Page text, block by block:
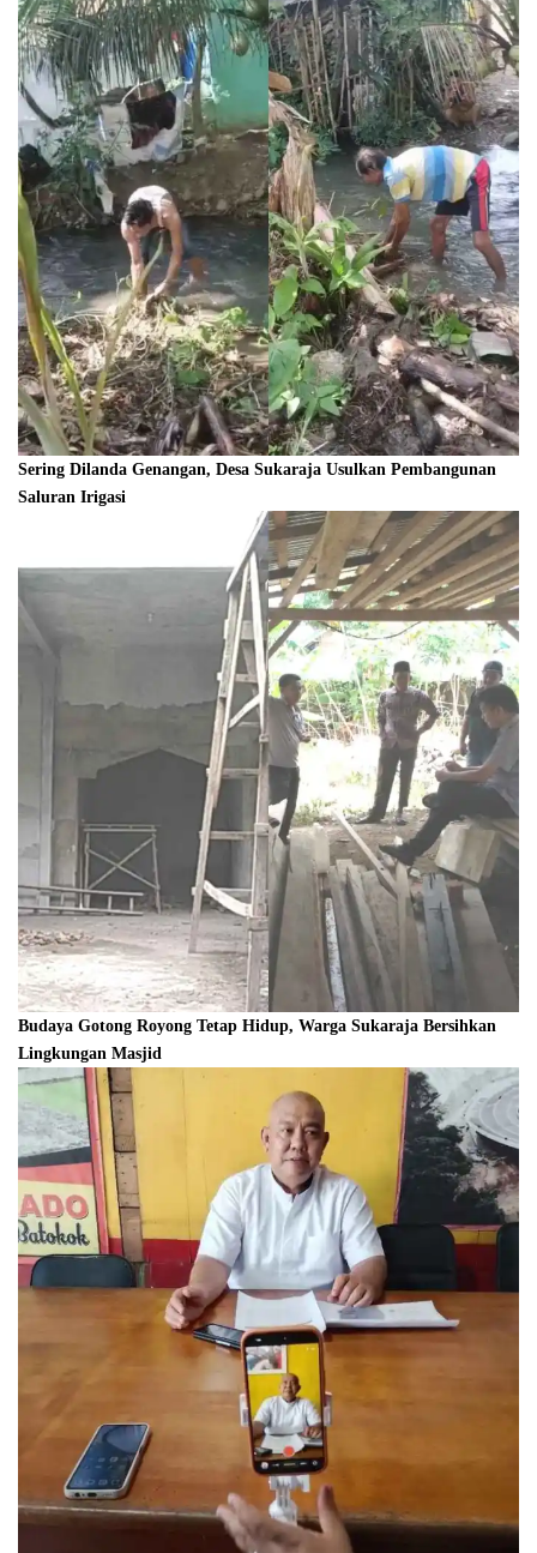
Sering Dilanda Genangan, Desa Sukaraja Usulkan Pembangunan
Saluran Irigasi
Budaya Gotong Royong Tetap Hidup, Warga Sukaraja Bersihkan
Lingkungan Masjid